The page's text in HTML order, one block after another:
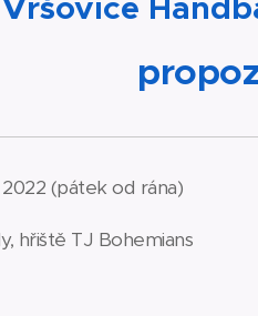
2022 (pátek od rána)
hřiště TJ Bohemians